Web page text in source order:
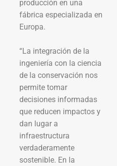
producción en una
fábrica especializada en
Europa.
“La integración de la
ingeniería con la ciencia
de la conservación nos
permite tomar
decisiones informadas
que reducen impactos y
dan lugar a
infraestructura
verdaderamente
sostenible. En la